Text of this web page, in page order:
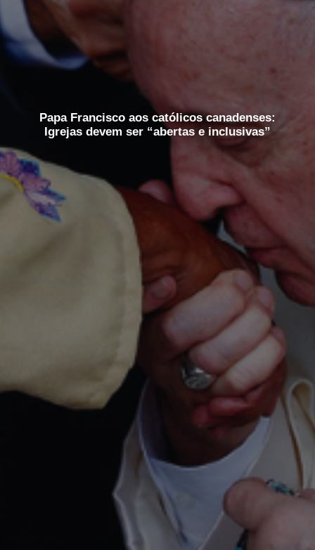
Papa Francisco aos católicos canadenses:
Igrejas devem ser “abertas e inclusivas”